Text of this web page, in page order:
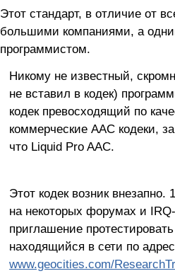
Этот стандарт, в отличие от
большими компаниями, а
программистом.
Никому не известный,
не вставил в кодек)
кодек превосходящий по
коммерческие AAC кодеки,
что Liquid Pro AAC.
Этот кодек возник внезапно.
на некоторых форумах и
приглашение
находящийся в сети по
www.geocities.com/